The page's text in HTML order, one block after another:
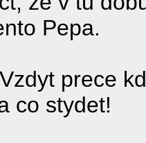
Pepa.
prece
co stydet!